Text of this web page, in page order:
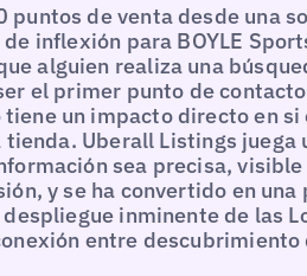
puntos de venta desde una
inflexión para BOYLE
alguien realiza una
el primer punto de
un impacto directo en
tienda. Uberall Listings
sea precisa,
y se ha convertido en
inminente de las
entre